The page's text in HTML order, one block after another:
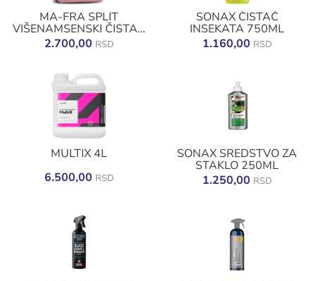
MA-FRA SPLIT
VIŠENAMSENSKI ČISTAČ
STAKLA 4,5
2.700,00 RSD
SONAX ČISTAČ
INSEKATA 750ML
1.160,00 RSD
MULTIX 4L
6.500,00 RSD
SONAX SREDSTVO ZA
STAKLO 250ML
1.250,00 RSD